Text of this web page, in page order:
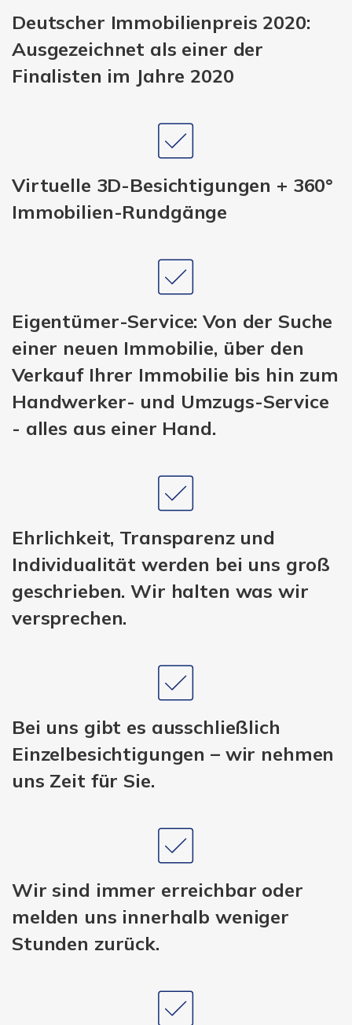
Deutscher Immobilienpreis 2020:
Ausgezeichnet als einer der
Finalisten im Jahre 2020
Virtuelle 3D-Besichtigungen + 360°
Immobilien-Rundgänge
Eigentümer-Service: Von der Suche
einer neuen Immobilie, über den
Verkauf Ihrer Immobilie bis hin zum
Handwerker- und Umzugs-Service
- alles aus einer Hand.
Ehrlichkeit, Transparenz und
Individualität werden bei uns groß
geschrieben. Wir halten was wir
versprechen.
Bei uns gibt es ausschließlich
Einzelbesichtigungen – wir nehmen
uns Zeit für Sie.
Wir sind immer erreichbar oder
melden uns innerhalb weniger
Stunden zurück.